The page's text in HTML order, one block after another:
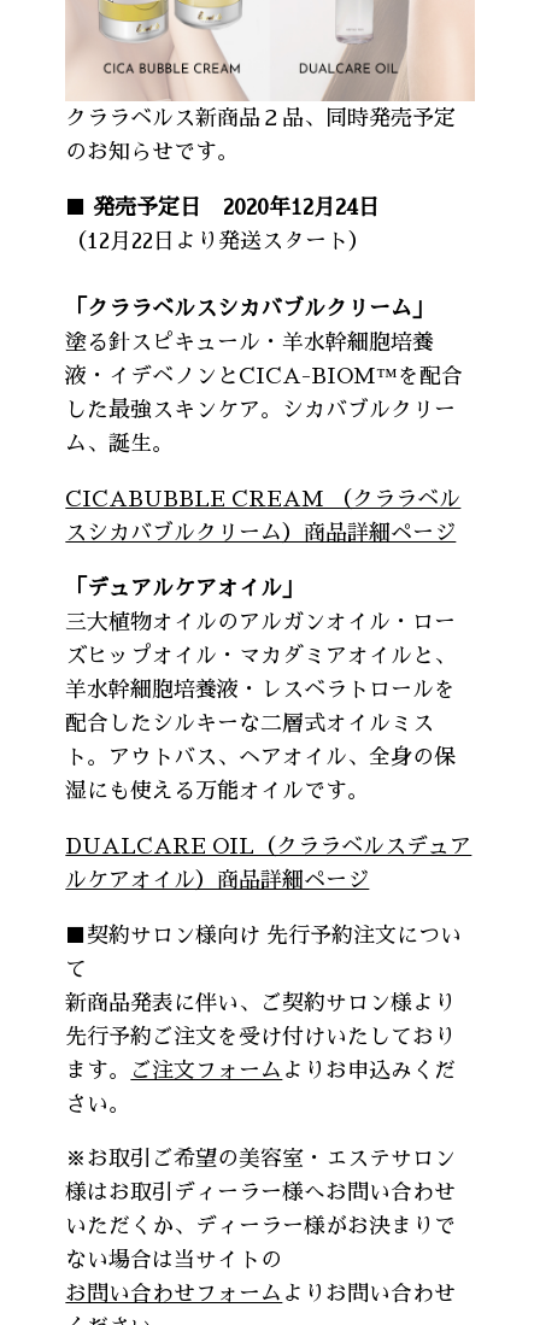
クララベルス新商品２品、同時発売予定
のお知らせです。
発売予定日 2020年12月24日
（12月22日より発送スタート）
「クララベルスシカバブルクリーム」
塗る針スピキュール・羊水幹細胞培養
液・イデベノンとCICA-BIOM™を配合
した最強スキンケア。シカバブルクリー
ム、誕生。
CICABUBBLE CREAM （クララベル
スシカバブルクリーム）商品詳細ページ
「デュアルケアオイル」
三大植物オイルのアルガンオイル・ロー
ズヒップオイル・マカダミアオイルと、
羊水幹細胞培養液・レスベラトロールを
配合したシルキーな二層式オイルミス
ト。アウトバス、ヘアオイル、全身の保
湿にも使える万能オイルです。
DUALCARE OIL（クララベルスデュア
ルケアオイル）商品詳細ページ
■契約サロン様向け 先行予約注文につい
て
新商品発表に伴い、ご契約サロン様より
先行予約ご注文を受け付けいたしており
ます。
ご注文フォーム よりお申込みくだ
さい。
※お取引ご希望の美容室・エステサロン
様はお取引ディーラー様へお問い合わせ
いただくか、ディーラー様がお決まりで
ない場合は当サイトの
お問い合わせフォーム よりお問い合わせ